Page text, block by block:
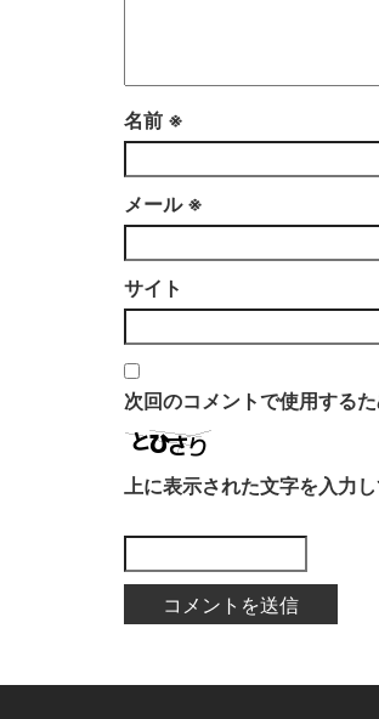
名前 ※
メール ※
サイト
次回のコメントで使用する
上に表示された文字を入力し